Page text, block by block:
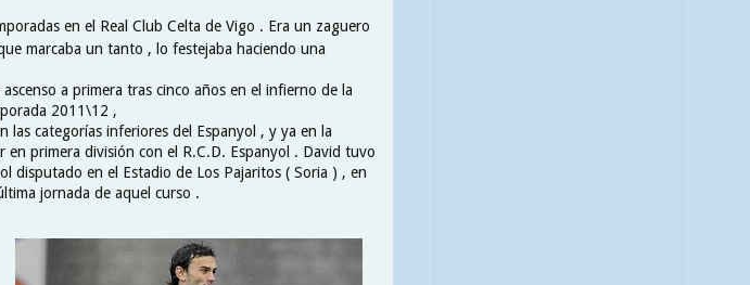
en el Real Club Celta de Vigo . Era un zaguero
marcaba un tanto , lo festejaba haciendo una
a primera tras cinco años en el infierno de la
2011\12 ,
categorías inferiores del Espanyol , y ya en la
primera división con el R.C.D. Espanyol . David tuvo
disputado en el Estadio de Los Pajaritos ( Soria ) , en
jornada de aquel curso .